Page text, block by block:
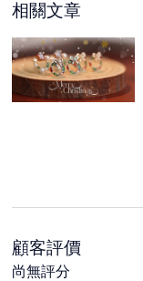
相關文章
顧客評價
尚無評分